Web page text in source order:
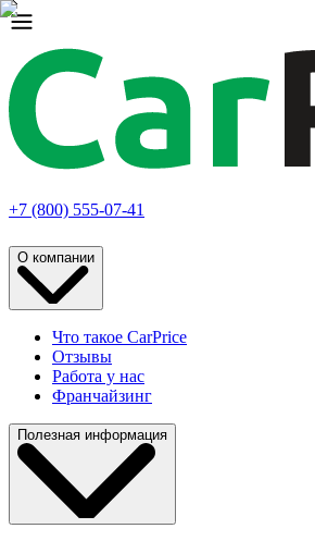
+7 (800) 555-07-41
О компании
Что такое CarPrice
Отзывы
Работа у нас
Франчайзинг
Полезная информация